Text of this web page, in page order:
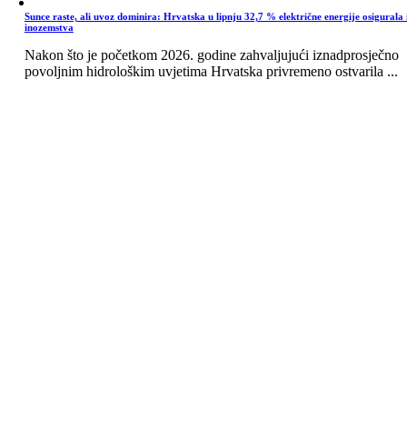
Sunce raste, ali uvoz dominira: Hrvatska u lipnju 32,7 % električne energije osigurala
inozemstva
Nakon što je početkom 2026. godine zahvaljujući iznadprosječno
povoljnim hidrološkim uvjetima Hrvatska privremeno ostvarila ...